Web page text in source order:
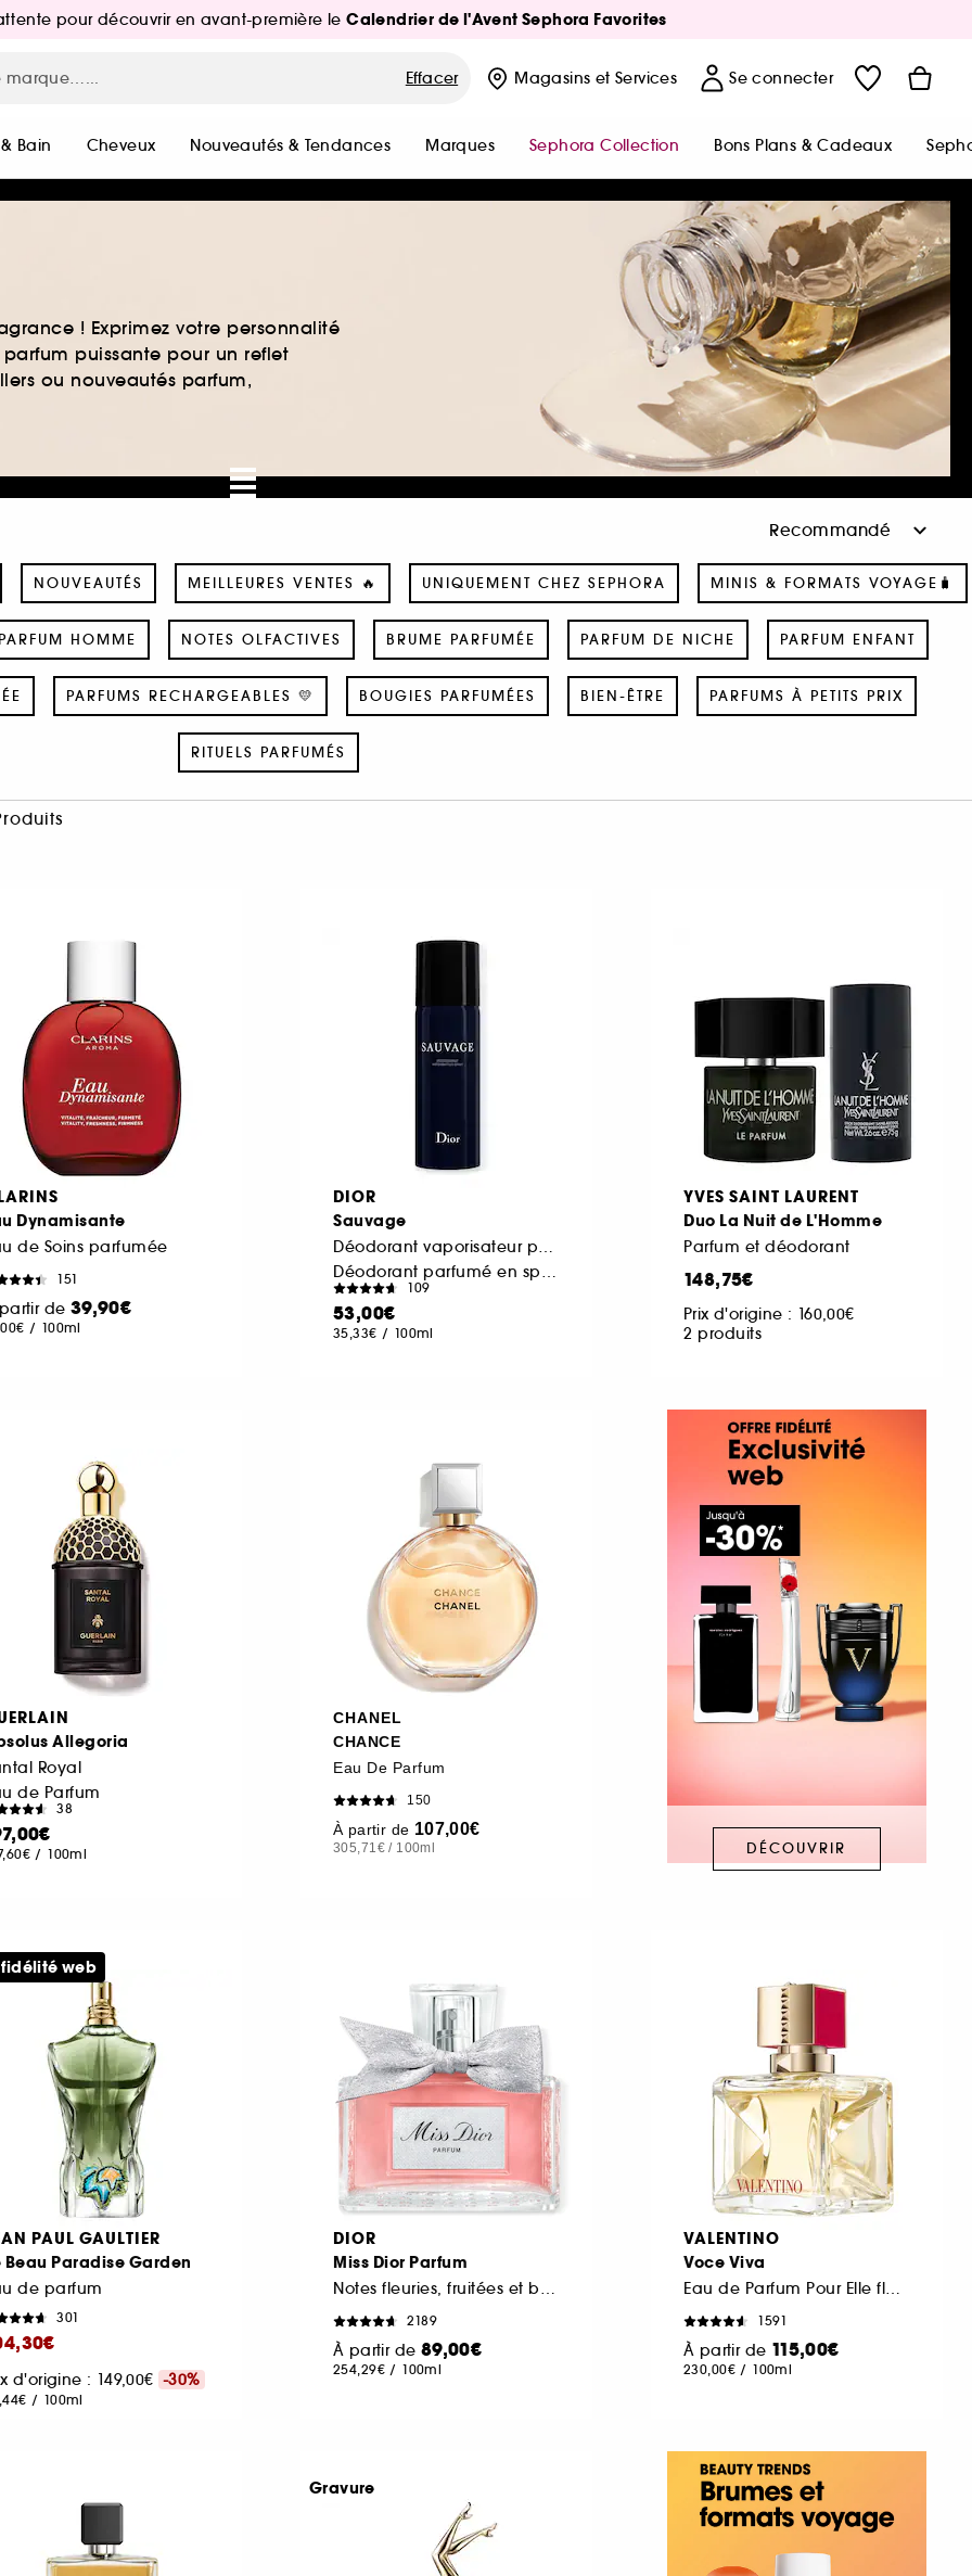
pour découvrir en avant-première leCalendrier de l'Avent Sephora Favorites
Effacer Magasins et Services Se connecter
Bain Cheveux Nouveautés & Tendances Marques Sephora Collection Bons Plans & Cadeaux
! Exprimez votre personnalité
puissante pour un reflet
ou nouveautés parfum,
NOUVEAUTÉS MEILLEURES VENTES 🔥 UNIQUEMENT CHEZ SEPHORA MINIS & FORMATS VOYAGE🧳
PARFUM HOMME NOTES OLFACTIVES BRUME PARFUMÉE PARFUM DE NICHE PARFUM ENFANT
PARFUMS RECHARGEABLES 💛 BOUGIES PARFUMÉES BIEN-ÊTRE PARFUMS À PETITS PRIX
RITUELS PARFUMÉS
Dynamisante
de Soins parfumée
151
de 39,90€
/ 100ml
DIOR
Sauvage
109
53,00€
35,33€ / 100ml
YVES SAINT LAURENT
Duo La Nuit de L'Homme
Parfum et déodorant
148,75€
Prix d'origine : 160,00€
2 produits
Allegoria
Royal
de Parfum
38
/ 100ml
CHANEL
CHANCE
Eau De Parfum
150
À partir de 107,00€
305,71€ / 100ml DÉCOUVRIR
PAUL GAULTIER
Beau Paradise Garden
de parfum
301
d'origine : 149,00€ -30%
/ 100ml
fidélité web
DIOR
Miss Dior Parfum
2189
À partir de 89,00€
254,29€ / 100ml
VALENTINO
Voce Viva
1591
À partir de 115,00€
230,00€ / 100ml
Gravure